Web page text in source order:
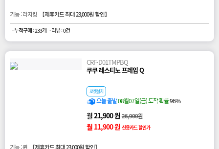
기능 : 라지킹 【제휴카드 최대 23,000원 할인】
· 누적구매 : 233개 · 리뷰 : 0건
CRF-D01TMPBQ
쿠쿠 레스티노 프레임 Q
로켓설치
오늘 출발08월07일(금) 도착 확률96%
월 21,900 원26,900원
월 11,900 원 신용카드 할인가
기능 : 퀸 【제휴카드 최대 23,000원 할인】